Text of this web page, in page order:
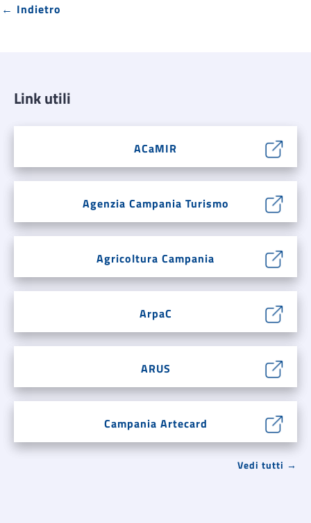
← Indietro
Link utili
ACaMIR
Agenzia Campania Turismo
Agricoltura Campania
ArpaC
ARUS
Campania Artecard
Vedi tutti →